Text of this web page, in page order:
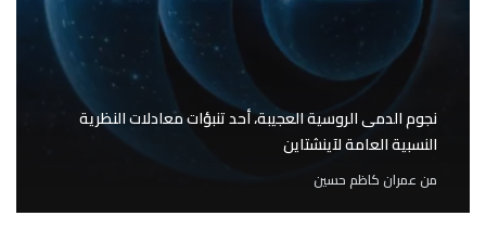
نجوم الدمى الروسية العجيبة، أحد تنبؤات معادلات النظرية
النسبية العامة لآينشتاين
من عمران كاظم حسين